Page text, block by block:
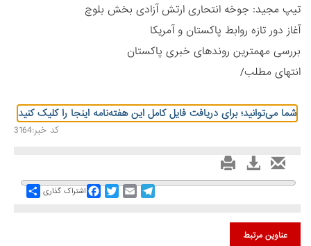
تیپ مجید: جوخه انتحاری ارتش آزادی بخش بلوچ
آغاز دور تازه روابط پاکستان و آمریکا
بررسی مهمترین روندهای خبری پاکستان
انتهای مطلب/
شما می‌توانید؛ برای دریافت فایل کامل این هفته‌نامه اینجا را کلیک کنید
کد خبر:3164
Share اشتراک گذاری
FacebookTwitterEmail
Telegram
عناوین مرتبط